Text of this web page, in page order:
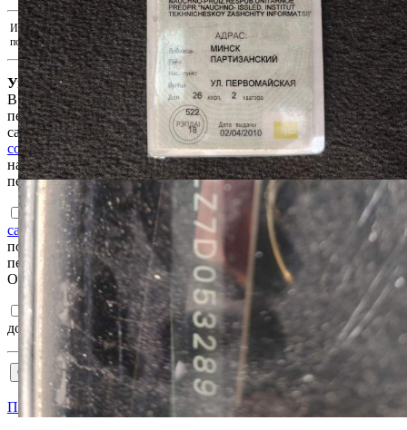
Иные документы, подтверждающие
полномочия на участие в аукционе
Прикрепить иные документы...
Уважаемый пользователь!
В соответствии с Законом Республики Беларусь «О защите
персональных данных» для продолжения работы на интернет-
сайте e-auction.by просим ознакомиться с
Пользовательским
соглашением интернет-сайта e-auction.byи выразить согласие
на обработку информации о пользователе, в том числе
персональных данных.
Ознакомлен сПользовательским соглашением интернет-
сайта e-auction.byи согласен с обработкой информации о
пользователе, в том числе персональных данных, а также их
передачей, в том числе трансграничной, в соответствии с ним.
Ознакомлен и согласен сРегламентоми Соглашением.
Подтверждаю достоверность сведений, указанных в
документах на участия в торгах.
Пройти аккредитацию